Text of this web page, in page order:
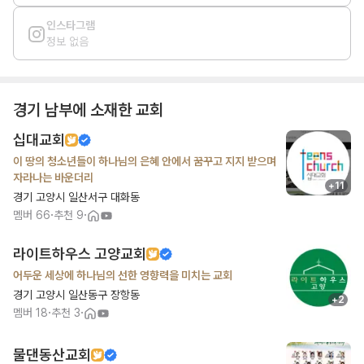
인스타그램
정보 없음
경기 남부에 소재한 교회
십대교회
이 땅의 청소년들이 하나님의 은혜 안에서 꿈꾸고 지지 받으며
자라나는 바운더리
경기 고양시 일산서구 대화동
멤버 66·추천 9·
+11
라이트하우스 고양교회
어두운 세상에 하나님의 선한 영향력을 미치는 교회
경기 고양시 일산동구 장항동
멤버 18·추천 3·
+2
물댄동산교회